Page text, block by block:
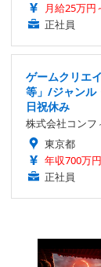
月給25万円
正社員
ゲームクリエ
等」/ジャンル
日祝休み
株式会社コンフ
東京都
年収700万
正社員